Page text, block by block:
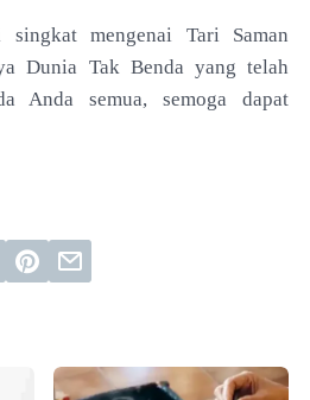
singkat mengenai Tari Saman
Dunia Tak Benda yang telah
Anda semua, semoga dapat